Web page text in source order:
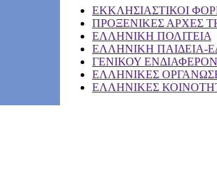
EKKΛΗΣΙΑΣΤΙΚΟΙ
ΠΡΟΞΕΝΙΚΕΣ ΑΡΧΕΣ
ΕΛΛΗΝΙΚΗ ΠΟΛΙΤΕΙΑ
ΕΛΛΗΝΙΚΗ ΠΑΙΔΕΙΑ-
ΓΕΝΙΚΟΥ
ΕΛΛΗΝΙΚΕΣ
ΕΛΛΗΝΙΚΕΣ